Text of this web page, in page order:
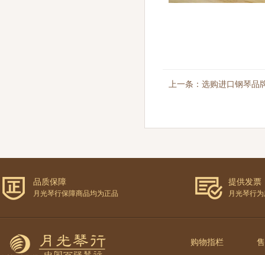
上一条：选购进口钢琴品
品质保障
月光琴行保障商品均为正品
提供发票
月光琴行
购物指栏